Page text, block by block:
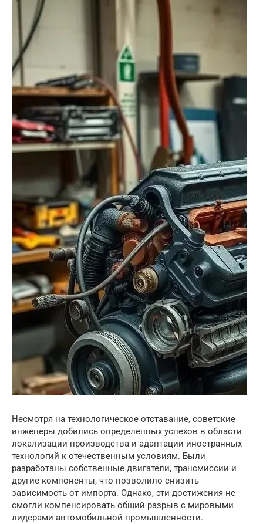
Несмотря на технологическое отставание, советские
инженеры добились определенных успехов в области
локализации производства и адаптации иностранных
технологий к отечественным условиям. Были
разработаны собственные двигатели, трансмиссии и
другие компоненты, что позволило снизить
зависимость от импорта. Однако, эти достижения не
смогли компенсировать общий разрыв с мировыми
лидерами автомобильной промышленности.